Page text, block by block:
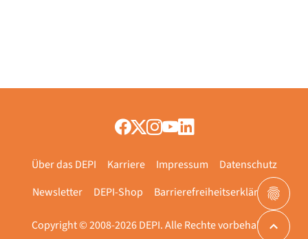
Copyright © 2008-2026 DEPI. Alle Rechte vorbehalten.
Über das DEPI Karriere Impressum
Datenschutz
Newsletter
DEPI-Shop Barrierefreiheitserklärung